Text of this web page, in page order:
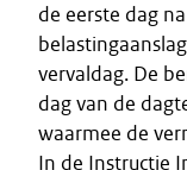
de eerste dag
vervaldag. De
dag van de
waarmee de
In de Instructie